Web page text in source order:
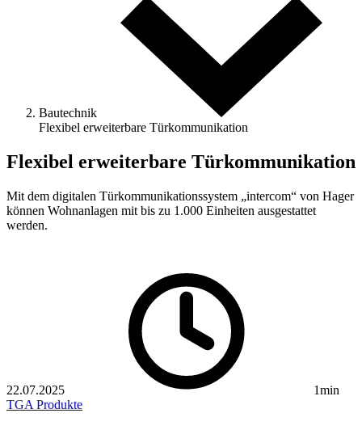
Bautechnik
Flexibel erweiterbare Türkommunikation
Flexibel erweiterbare Türkommunikation
Mit dem digitalen Türkommunikationssystem „intercom“ von Hager
können Wohnanlagen mit bis zu 1.000 Einheiten ausgestattet
werden.
22.07.2025
1min
TGA Produkte